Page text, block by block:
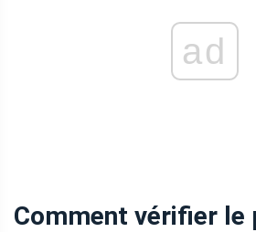
ad
Comment vérifier le